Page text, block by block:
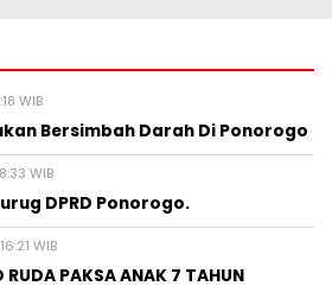
WIB
Bersimbah Darah Di Ponorogo
WIB
DPRD Ponorogo.
WIB
RUDA PAKSA ANAK 7 TAHUN